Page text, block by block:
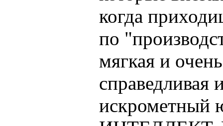
когда
по
мягкая и
справедливая
искрометный